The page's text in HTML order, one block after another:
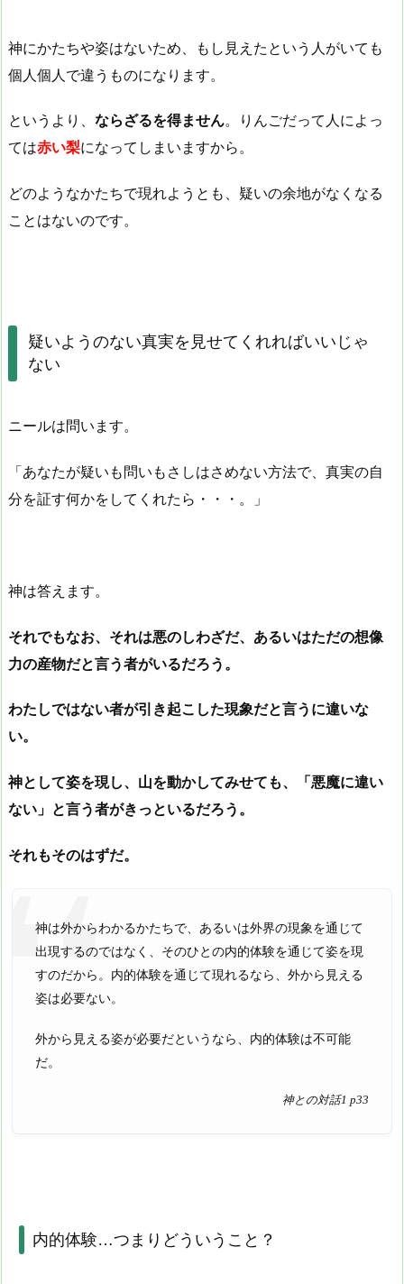
神にかたちや姿はないため、もし見えたという人がいても
個人個人で違うものになります。
というより、 ならざるを得ません。りんごだって人によっ
ては赤い梨になってしまいますから。
どのようなかたちで現れようとも、疑いの余地がなくなる
ことはないのです。
疑いようのない真実を見せてくれればいいじゃ
ない
ニールは問います。
「あなたが疑いも問いもさしはさめない方法で、真実の自
分を証す何かをしてくれたら・・・。」
神は答えます。
それでもなお、それは悪のしわざだ、あるいはただの想像
力の産物だと言う者がいるだろう。
わたしではない者が引き起こした現象だと言うに違いな
い。
神として姿を現し、山を動かしてみせても、「悪魔に違い
ない」と言う者がきっといるだろう。
それもそのはずだ。
神は外からわかるかたちで、あるいは外界の現象を通じて
出現するのではなく、そのひとの内的体験を通じて姿を現
すのだから。内的体験を通じて現れるなら、外から見える
姿は必要ない。
外から見える姿が必要だというなら、内的体験は不可能
だ。
神との対話1 p33
内的体験…つまりどういうこと？